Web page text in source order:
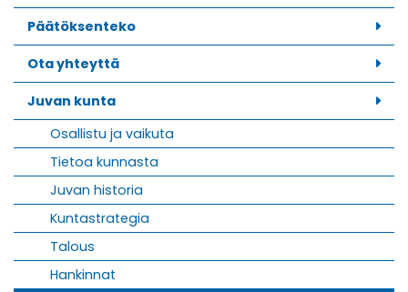
Päätöksenteko
Ota yhteyttä
Juvan kunta
Osallistu ja vaikuta
Tietoa kunnasta
Juvan historia
Kuntastrategia
Talous
Hankinnat